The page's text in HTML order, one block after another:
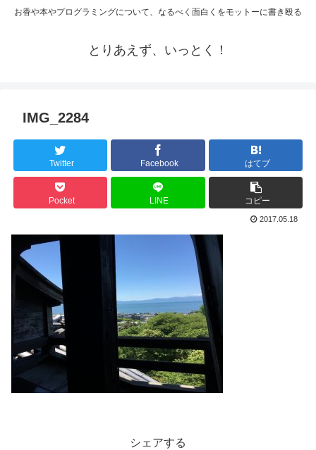
お香や本やプログラミングについて、なるべく面白くをモットーに書き殴る
とりあえず、いっとく！
IMG_2284
Twitter Facebook はてブ
Pocket LINE コピー
2017.05.18
シェアする